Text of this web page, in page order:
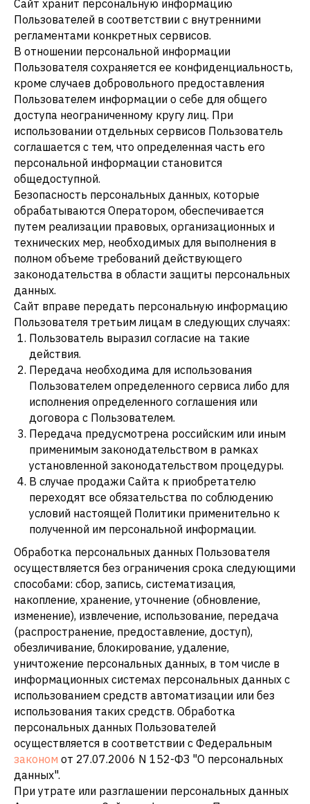
Сайт хранит персональную информацию
Пользователей в соответствии с внутренними
регламентами конкретных сервисов.
В отношении персональной информации
Пользователя сохраняется ее конфиденциальность,
кроме случаев добровольного предоставления
Пользователем информации о себе для общего
доступа неограниченному кругу лиц. При
использовании отдельных сервисов Пользователь
соглашается с тем, что определенная часть его
персональной информации становится
общедоступной.
Безопасность персональных данных, которые
обрабатываются Оператором, обеспечивается
путем реализации правовых, организационных и
технических мер, необходимых для выполнения в
полном объеме требований действующего
законодательства в области защиты персональных
данных.
Сайт вправе передать персональную информацию
Пользователя третьим лицам в следующих случаях:
Пользователь выразил согласие на такие
действия.
Передача необходима для использования
Пользователем определенного сервиса либо для
исполнения определенного соглашения или
договора с Пользователем.
Передача предусмотрена российским или иным
применимым законодательством в рамках
установленной законодательством процедуры.
В случае продажи Сайта к приобретателю
переходят все обязательства по соблюдению
условий настоящей Политики применительно к
полученной им персональной информации.
Обработка персональных данных Пользователя
осуществляется без ограничения срока следующими
способами: сбор, запись, систематизация,
накопление, хранение, уточнение (обновление,
изменение), извлечение, использование, передача
(распространение, предоставление, доступ),
обезличивание, блокирование, удаление,
уничтожение персональных данных, в том числе в
информационных системах персональных данных с
использованием средств автоматизации или без
использования таких средств. Обработка
персональных данных Пользователей
осуществляется в соответствии с Федеральным
законом от 27.07.2006 N 152-ФЗ "О персональных
данных".
При утрате или разглашении персональных данных